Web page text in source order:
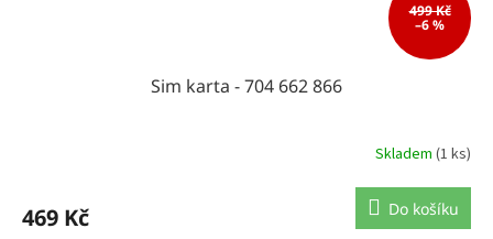
499 Kč
–6 %
Sim karta - 704 662 866
Skladem (1 ks)
469 Kč Do košíku